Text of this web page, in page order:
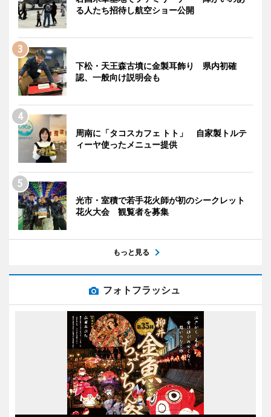
る人たち招待し航空ショー公開
下松・天王森古墳に金製耳飾り 県内初確
認、一般向け説明会も
周南に「タコスカフェ トト」 自家製トルテ
ィーヤ使ったメニュー提供
光市・室積で若手花火師が初のシークレット
花火大会 観覧者を募集
もっと見る
フォトフラッシュ